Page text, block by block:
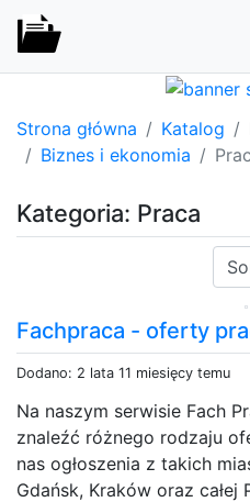
Strona główna Katalog
Biznes i ekonomia
Kategoria: Praca
Fachpraca - oferty
Dodano: 2 lata 11 miesięcy temu
Na naszym serwisie Fach
znaleźć różnego rodzaju
nas ogłoszenia z takich
Gdańsk, Kraków oraz całej